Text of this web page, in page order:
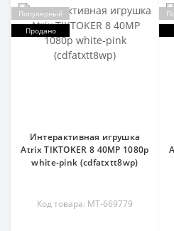
Популярный
Продано
Интерактивная игрушка
Atrix TIKTOKER 8 40MP 1080p
white-pink (cdfatxtt8wp)
Код товара: MT-669779